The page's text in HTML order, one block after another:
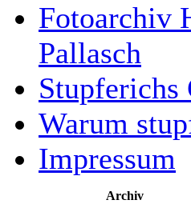
Fotoarchiv
Pallasch
Stupferichs
Warum
Impressum
Archiv